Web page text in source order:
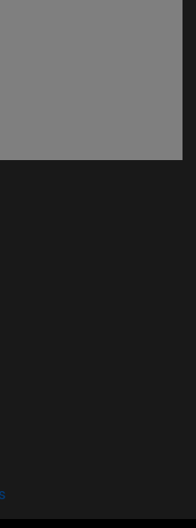
en nueva ventana)
en nueva ventana)